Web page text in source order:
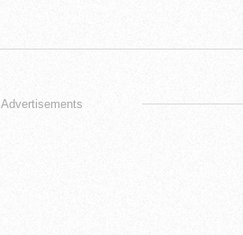
Advertisements